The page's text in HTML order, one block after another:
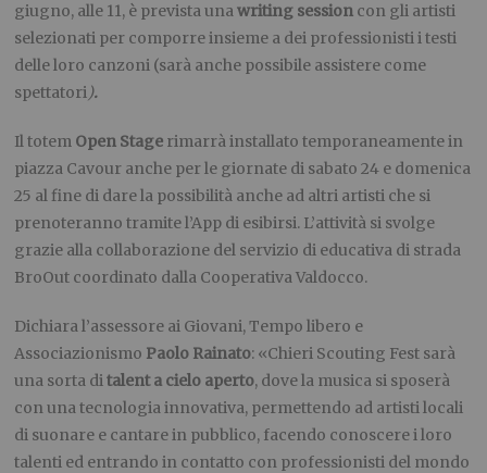
giugno, alle 11, è prevista unawriting session con gli artisti
selezionati per comporre insieme a dei professionisti i testi
delle loro canzoni (sarà anche possibile assistere come
spettatori).
Il totem Open Stage rimarrà installato temporaneamente in
piazza Cavour anche per le giornate di sabato 24 e domenica
25 al fine di dare la possibilità anche ad altri artisti che si
prenoteranno tramite l’App di esibirsi. L’attività si svolge
grazie alla collaborazione del servizio di educativa di strada
BroOut coordinato dalla Cooperativa Valdocco.
Dichiara l’assessore ai Giovani, Tempo libero e
Associazionismo Paolo Rainato: «Chieri Scouting Fest sarà
una sorta ditalent a cielo aperto, dove la musica si sposerà
con una tecnologia innovativa, permettendo ad artisti locali
di suonare e cantare in pubblico, facendo conoscere i loro
talenti ed entrando in contatto con professionisti del mondo